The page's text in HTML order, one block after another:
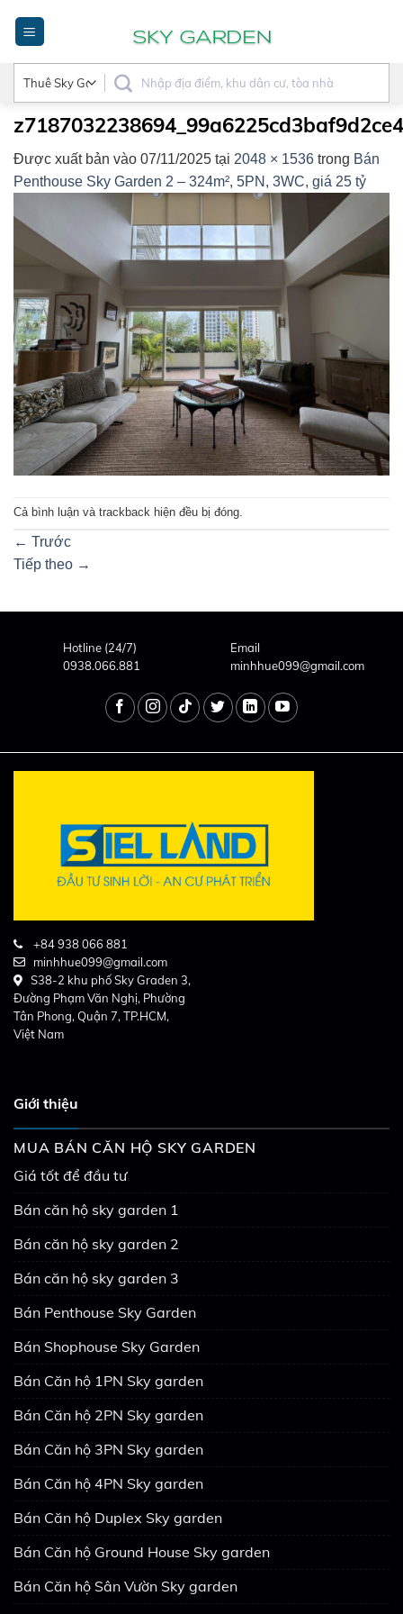
dung
Được xuất bản vào 07/11/2025 tại 2048 × 1536 trong Bán
Penthouse Sky Garden 2 – 324m², 5PN, 3WC, giá 25 tỷ
Cả bình luận và trackback hiện đều bị đóng.
← Trước
Tiếp theo →
Hotline (24/7)
0938.066.881
Email
minhhue099@gmail.com
+84 938 066 881
minhhue099@gmail.com
S38-2 khu phố Sky Graden 3,
Đường Phạm Văn Nghị, Phường
Tân Phong, Quận 7, TP.HCM,
Việt Nam
Giới thiệu
MUA BÁN CĂN HỘ SKY GARDEN
Giá tốt để đầu tư
Bán căn hộ sky garden 1
Bán căn hộ sky garden 2
Bán căn hộ sky garden 3
Bán Penthouse Sky Garden
Bán Shophouse Sky Garden
Bán Căn hộ 1PN Sky garden
Bán Căn hộ 2PN Sky garden
Bán Căn hộ 3PN Sky garden
Bán Căn hộ 4PN Sky garden
Bán Căn hộ Duplex Sky garden
Bán Căn hộ Ground House Sky garden
Bán Căn hộ Sân Vườn Sky garden